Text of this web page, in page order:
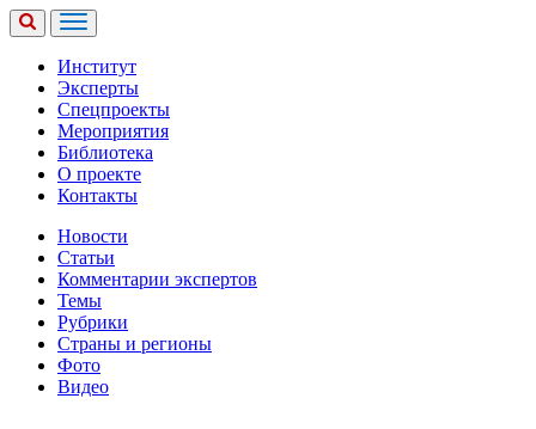
Институт
Эксперты
Спецпроекты
Мероприятия
Библиотека
О проекте
Контакты
Новости
Статьи
Комментарии экспертов
Темы
Рубрики
Страны и регионы
Фото
Видео